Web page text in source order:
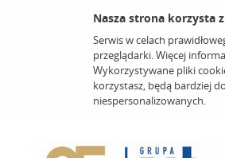
Nasza strona korzysta
Serwis w celach
przeglądarki. Więcej
Wykorzystywane pliki
korzystasz, będą bardziej
niespersonalizowanych.